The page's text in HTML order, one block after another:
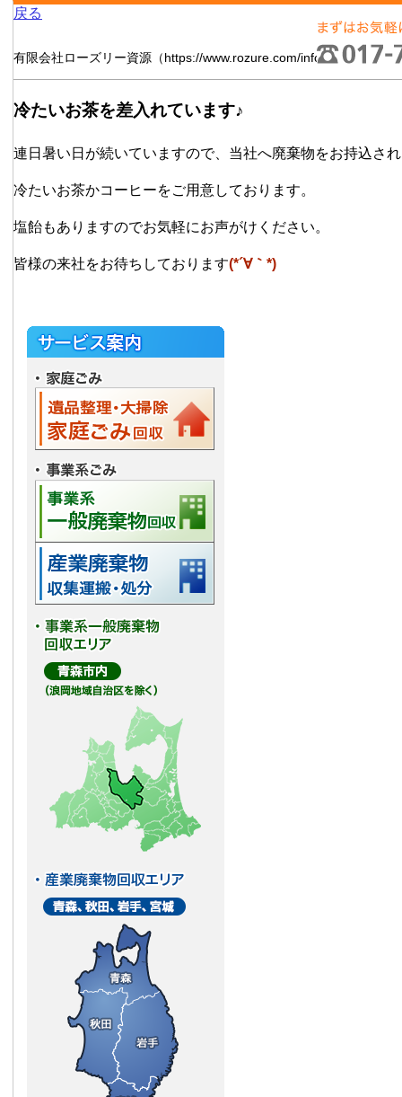
戻る
有限会社ローズリー資源（https://www.rozure.com/informations/冷
冷たいお茶を差入れています♪
連日暑い日が続いていますので、当社へ廃棄物をお持込さ
冷たいお茶かコーヒーをご用意しております。
塩飴もありますのでお気軽にお声がけください。
皆様の来社をお待ちしております(*´∀｀*)